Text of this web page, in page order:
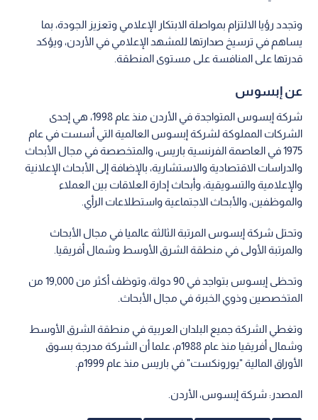
وتجدد رؤيا الالتزام بمواصلة الابتكار الإعلامي وتعزيز الجودة، بما
يساهم في ترسيخ صدارتها للمشهد الإعلامي في الأردن، ويؤكد
قدرتها على المنافسة على مستوى المنطقة.
عن إبسوس
شركة إبسوس المتواجدة في الأردن منذ عام 1998، هي إحدى
الشركات المملوكة لشركة إبسوس العالمية التي أسست في عام
1975 في العاصمة الفرنسية باريس، والمتخصصة في مجال الأبحاث
والدراسات الاقتصادية والاستشارية، بالإضافة إلى الأبحاث الإعلانية
والإعلامية والتسويقية، وأبحاث إدارة العلاقات بين العملاء
والموظفين، والأبحاث الاجتماعية واستطلاعات الرأي.
وتحتل شركة إبسوس المرتبة الثالثة عالميا في مجال الأبحاث
والمرتبة الأولى في منطقة الشرق الأوسط وشمال أفريقيا.
وتحظى إبسوس بتواجد في 90 دولة، وتوظف أكثر من 19,000 من
المتخصصين وذوي الخبرة في مجال الأبحاث.
وتغطي الشركة جميع البلدان العربية في منطقة الشرق الأوسط
وشمال أفريقيا منذ عام 1988م، علما أن الشركة مدرجة بسوق
الأوراق المالية "يورونكست" في باريس منذ عام 1999م.
المصدر: شركة إبسوس، الأردن.